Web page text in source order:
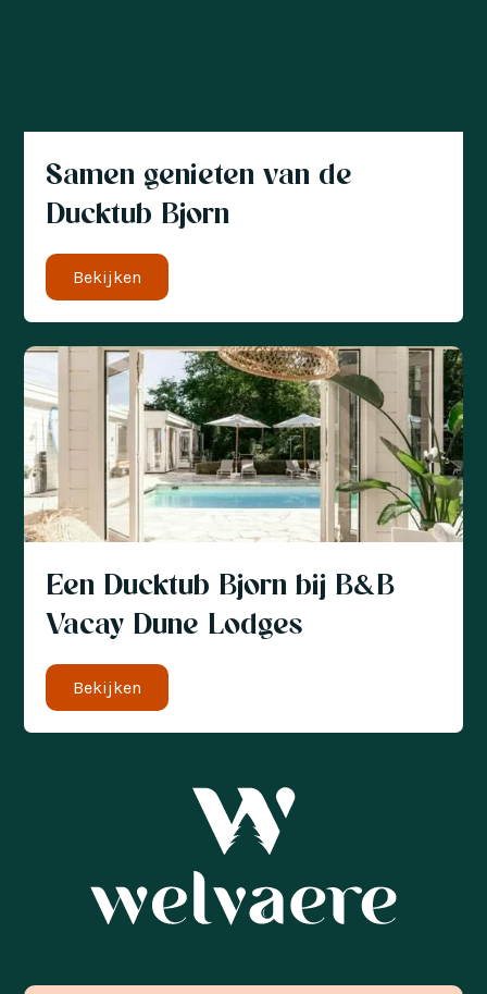
Samen genieten van de
Ducktub Bjorn
Bekijken
Een Ducktub Bjorn bij B&B
Vacay Dune Lodges
Bekijken